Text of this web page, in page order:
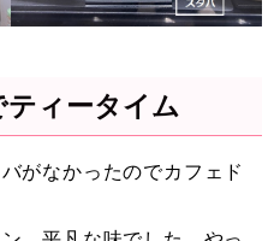
ィータイム
がなかったのでカフェド